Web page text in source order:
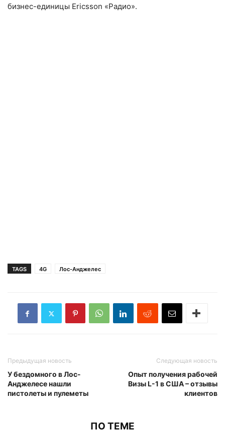
бизнес-единицы Ericsson «Радио».
TAGS 4G Лос-Анджелес
Предыдущая новость
У бездомного в Лос-
Анджелесе нашли
пистолеты и пулеметы
Следующая новость
Опыт получения рабочей
Визы L-1 в США – отзывы
клиентов
ПО ТЕМЕ